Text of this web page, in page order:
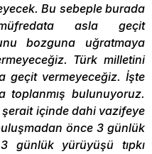
Bu sebeple burada
asla geçit
bozguna uğratmaya
Türk milletini
geçit vermeyeceğiz. İşte
toplanmış bulunuyoruz.
içinde dahi vazifeye
önce 3 günlük
günlük yürüyüşü tıpkı